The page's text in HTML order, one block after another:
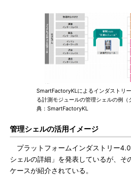
SmartFactoryKLによるインダストリ
る計測モジュールの管理シェルの例（
典：SmartFactoryKL
管理シェルの活用イメージ
プラットフォームインダストリー
シェルの詳細」を発表しているが、そ
ケースが紹介されている。